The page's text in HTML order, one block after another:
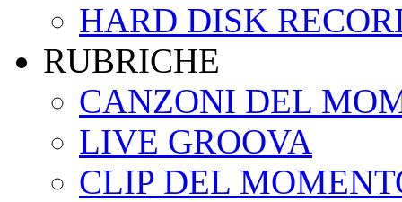
HARD DISK
RUBRICHE
CANZONI DEL
LIVE GROOVA
CLIP DEL